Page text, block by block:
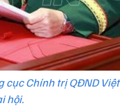
cục Chính trị QĐND
hội.